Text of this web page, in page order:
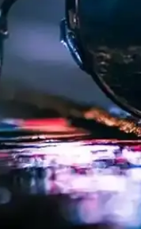
fark yaratmak
Modası
konforu bir arada
ve seçim
Bilgi
konforu bir arada